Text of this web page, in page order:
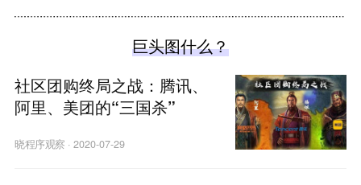
巨头图什么？
社区团购终局之战：腾讯、
阿里、美团的“三国杀”
晓程序观察 ·2020-07-29